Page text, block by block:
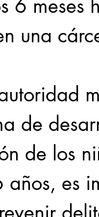
6 meses
una
de
de los
es